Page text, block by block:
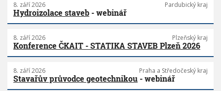
8. září 2026 Pardubický kraj
Hydroizolace staveb - webinář
8. září 2026 Plzeňský kraj
Konference ČKAIT - STATIKA STAVEB Plzeň 2026
8. září 2026 Praha a Středočeský kraj
Stavařův průvodce geotechnikou - webinář